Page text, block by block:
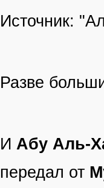
Источник:
Разве
И Абу Аль-
передал от